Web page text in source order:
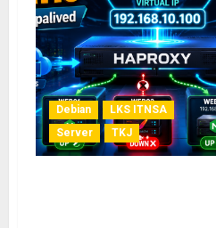
Debian
LKS ITNSA
Server
TKJ